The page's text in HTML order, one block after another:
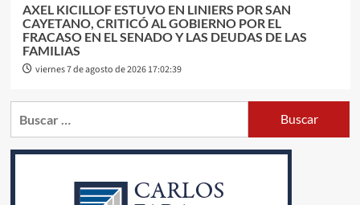
AXEL KICILLOF ESTUVO EN LINIERS POR SAN
CAYETANO, CRITICÓ AL GOBIERNO POR EL
FRACASO EN EL SENADO Y LAS DEUDAS DE LAS
FAMILIAS
viernes 7 de agosto de 2026 17:02:39